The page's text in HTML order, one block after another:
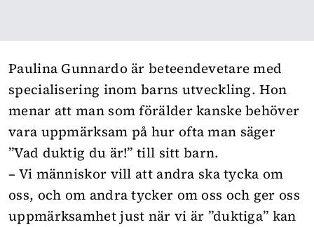
Paulina Gunnardo är beteendevetare med
specialisering inom barns utveckling. Hon
menar att man som förälder kanske behöver
vara uppmärksam på hur ofta man säger
”Vad duktig du är!” till sitt barn.
– Vi människor vill att andra ska tycka om
oss, och om andra tycker om oss och ger oss
uppmärksamhet just när vi är ”duktiga” kan